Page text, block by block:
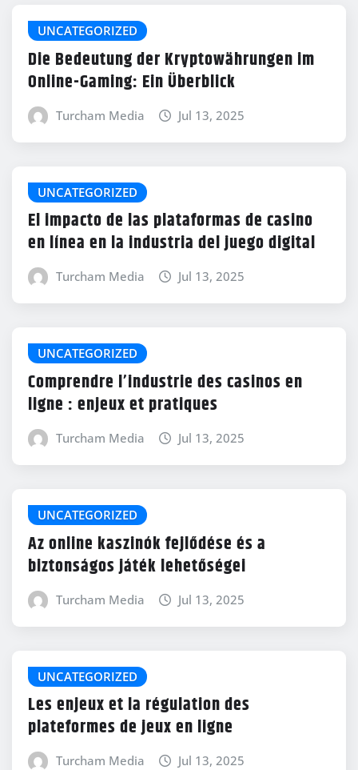
UNCATEGORIZED
Die Bedeutung der Kryptowährungen im
Online-Gaming: Ein Überblick
Turcham Media Jul 13, 2025
UNCATEGORIZED
El impacto de las plataformas de casino
en línea en la industria del juego digital
Turcham Media Jul 13, 2025
UNCATEGORIZED
Comprendre l’industrie des casinos en
ligne : enjeux et pratiques
Turcham Media Jul 13, 2025
UNCATEGORIZED
Az online kaszinók fejlődése és a
biztonságos játék lehetőségei
Turcham Media Jul 13, 2025
UNCATEGORIZED
Les enjeux et la régulation des
plateformes de jeux en ligne
Turcham Media Jul 13, 2025